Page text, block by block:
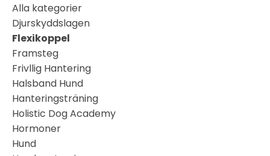
Alla kategorier
Djurskyddslagen
Flexikoppel
Framsteg
Frivllig Hantering
Halsband Hund
Hanteringsträning
Holistic Dog Academy
Hormoner
Hund